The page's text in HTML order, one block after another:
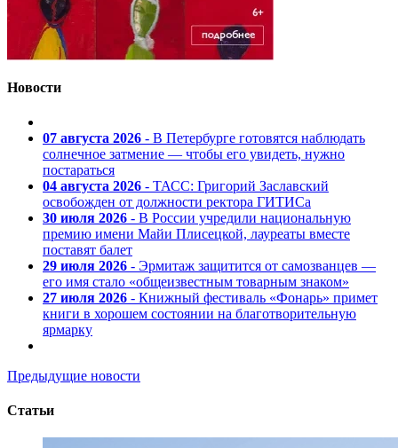
Новости
07 августа 2026 - В Петербурге готовятся наблюдать
солнечное затмение — чтобы его увидеть, нужно
постараться
04 августа 2026 - ТАСС: Григорий Заславский
освобожден от должности ректора ГИТИСа
30 июля 2026 - В России учредили национальную
премию имени Майи Плисецкой, лауреаты вместе
поставят балет
29 июля 2026 - Эрмитаж защитится от самозванцев —
его имя стало «общеизвестным товарным знаком»
27 июля 2026 - Книжный фестиваль «Фонарь» примет
книги в хорошем состоянии на благотворительную
ярмарку
Предыдущие новости
Статьи